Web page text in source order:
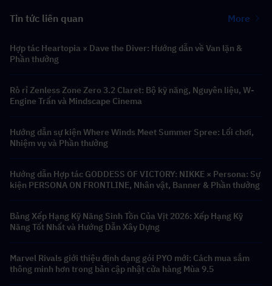
Tin tức liên quan More
Hợp tác Heartopia × Dave the Diver: Hướng dẫn về Van lặn &
Phần thưởng
Rò rỉ Zenless Zone Zero 3.2 Claret: Bộ kỹ năng, Nguyên liệu, W-
Engine Trấn và Mindscape Cinema
Hướng dẫn sự kiện Where Winds Meet Summer Spree: Lối chơi,
Nhiệm vụ và Phần thưởng
Hướng dẫn Hợp tác GODDESS OF VICTORY: NIKKE × Persona: Sự
kiện PERSONA ON FRONTLINE, Nhân vật, Banner & Phần thưởng
Bảng Xếp Hạng Kỹ Năng Sinh Tồn Của Vịt 2026: Xếp Hạng Kỹ
Năng Tốt Nhất và Hướng Dẫn Xây Dựng
Marvel Rivals giới thiệu định dạng gói PYO mới: Cách mua sắm
thông minh hơn trong bản cập nhật cửa hàng Mùa 9.5